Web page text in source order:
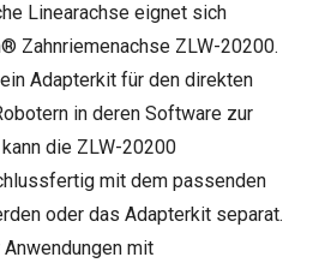
Linearachse eignet sich
Zahnriemenachse ZLW-20200.
Adapterkit für den direkten
in deren Software zur
die ZLW-20200
mit dem passenden
oder das Adapterkit separat.
mit